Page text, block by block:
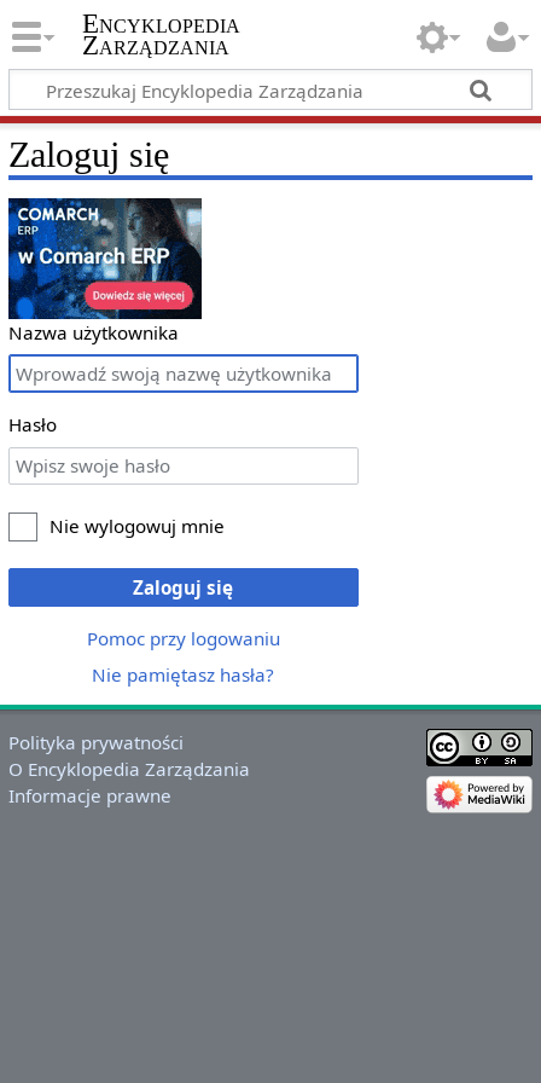
Encyklopedia
Zarządzania
Zaloguj się
Nazwa użytkownika
Hasło
Nie wylogowuj mnie
Zaloguj się
Pomoc przy logowaniu
Nie pamiętasz hasła?
Polityka prywatności
O Encyklopedia Zarządzania
Informacje prawne